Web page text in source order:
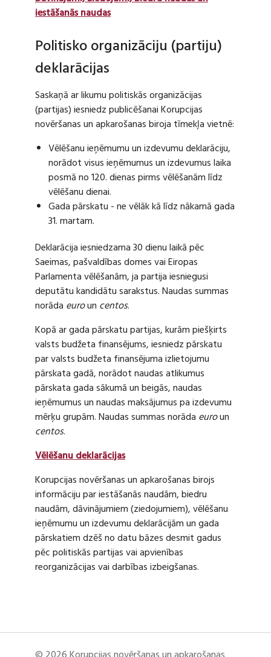
iestāšanās naudas
Politisko organizāciju (partiju)
deklarācijas
Saskaņā ar likumu politiskās organizācijas
(partijas) iesniedz publicēšanai Korupcijas
novēršanas un apkarošanas biroja tīmekļa vietnē:
Vēlēšanu ieņēmumu un izdevumu deklarāciju,
norādot visus ieņēmumus un izdevumus laika
posmā no 120. dienas pirms vēlēšanām līdz
vēlēšanu dienai.
Gada pārskatu - ne vēlāk kā līdz nākamā gada
31. martam.
Deklarācija iesniedzama 30 dienu laikā pēc
Saeimas, pašvaldības domes vai Eiropas
Parlamenta vēlēšanām, ja partija iesniegusi
deputātu kandidātu sarakstus. Naudas summas
norāda euroun centos.
Kopā ar gada pārskatu partijas, kurām piešķirts
valsts budžeta finansējums, iesniedz pārskatu
par valsts budžeta finansējuma izlietojumu
pārskata gadā, norādot naudas atlikumus
pārskata gada sākumā un beigās, naudas
ieņēmumus un naudas maksājumus pa izdevumu
mērķu grupām. Naudas summas norāda euroun
centos.
Vēlēšanu deklarācijas
Korupcijas novēršanas un apkarošanas birojs
informāciju par iestāšanās naudām, biedru
naudām, dāvinājumiem (ziedojumiem), vēlēšanu
ieņēmumu un izdevumu deklarācijām un gada
pārskatiem dzēš no datu bāzes desmit gadus
pēc politiskās partijas vai apvienības
reorganizācijas vai darbības izbeigšanas.